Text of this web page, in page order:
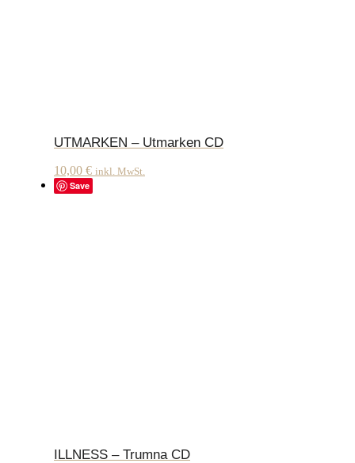
UTMARKEN – Utmarken CD
10,00 € inkl. MwSt.
Save
ILLNESS – Trumna CD